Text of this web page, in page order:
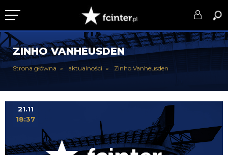
KLUB
DRUŻYNA
PUCHARY
DLA TIFOSICH
SERWIS
ZINHO VANHEUSDEN
Strona główna aktualności Zinho Vanheusden
21.11
18:37